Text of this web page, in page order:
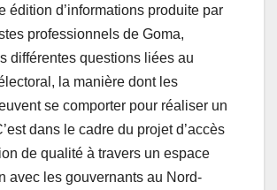
édition d’informations produite par
professionnels de Goma,
différentes questions liées au
la manière dont les
se comporter pour réaliser un
dans le cadre du projet d’accès
de qualité à travers un espace
avec les gouvernants au Nord-